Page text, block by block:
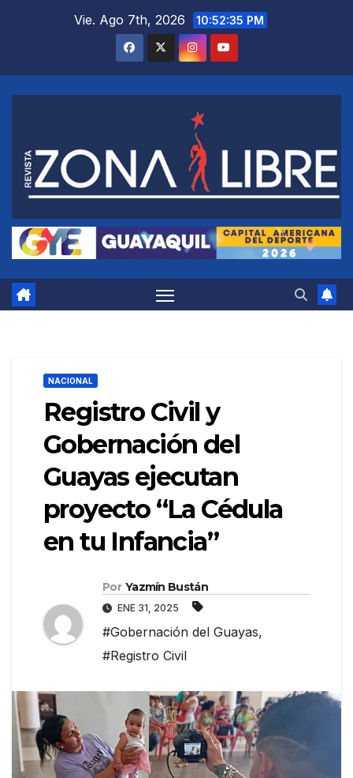
Vie. Ago 7th, 2026 10:52:36 PM
NACIONAL
Registro Civil y
Gobernación del
Guayas ejecutan
proyecto “La Cédula
en tu Infancia”
Por Yazmín Bustán
ENE 31, 2025
#Gobernación del Guayas,
#Registro Civil